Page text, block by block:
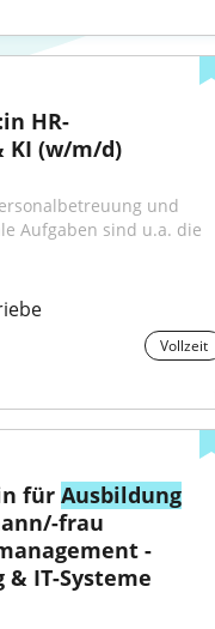
HR-
KI (w/m/d)
Aufgaben sind u.a. die
Vollzeit
für Ausbildung
-
IT-Systeme